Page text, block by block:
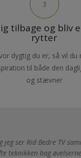
3
tilbage og bliv
rytter
dygtig du er, så vil du
til både den
og stævner
jeg ser Rid Bedre TV
teknikken bag